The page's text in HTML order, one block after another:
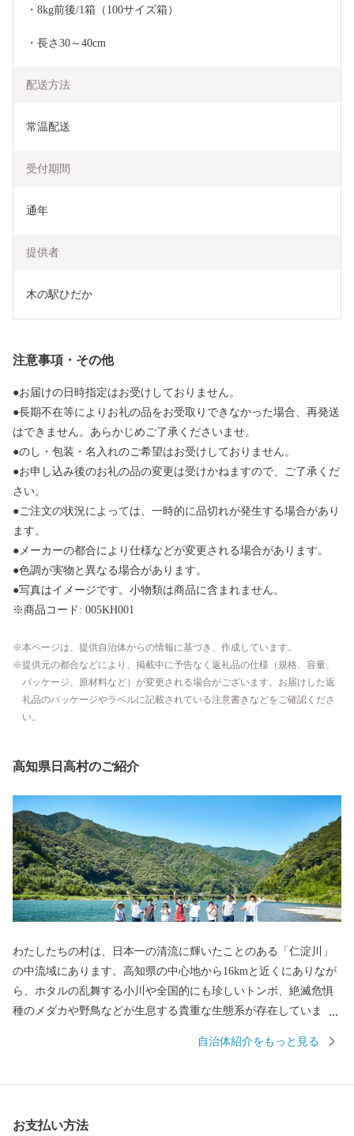
・8kg前後/1箱（100サイズ箱）
・長さ30～40cm
配送方法
常温配送
受付期間
通年
提供者
木の駅ひだか
注意事項・その他
●お届けの日時指定はお受けしておりません。
●長期不在等によりお礼の品をお受取りできなかった場合、再発送
はできません。あらかじめご了承くださいませ。
●のし・包装・名入れのご希望はお受けしておりません。
●お申し込み後のお礼の品の変更は受けかねますので、ご了承くだ
さい。
●ご注文の状況によっては、一時的に品切れが発生する場合があり
ます。
●メーカーの都合により仕様などが変更される場合があります。
●色調が実物と異なる場合があります。
●写真はイメージです。小物類は商品に含まれません。
※商品コード: 005KH001
本ページは、提供自治体からの情報に基づき、作成しています。
提供元の都合などにより、掲載中に予告なく返礼品の仕様（規格、容量、
パッケージ、原材料など）が変更される場合がございます。お届けした返
礼品のパッケージやラベルに記載されている注意書きなどをご確認くださ
い。
高知県日高村のご紹介
わたしたちの村は、日本一の清流に輝いたことのある「仁淀川」
の中流域にあります。高知県の中心地から16kmと近くにありなが
ら、ホタルの乱舞する小川や全国的にも珍しいトンボ、絶滅危惧
種のメダカや野鳥などが生息する貴重な生態系が存在していま
ている小村神社には国宝指定の「金銅荘環頭太刀」を保管してお
和紙の生産する世界一薄い和紙など、この村にしかないものも多
自治体紹介をもっと見る
お支払い方法